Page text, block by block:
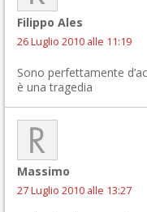
Filippo Ales
26 Luglio 2010 alle 11:19
Sono perfettamente
è una tragedia
Massimo
27 Luglio 2010 alle 13:27